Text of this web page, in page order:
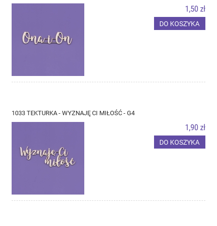
1,50 zł
DO KOSZYKA
1033 TEKTURKA - WYZNAJĘ CI MIŁOŚĆ - G4
1,90 zł
DO KOSZYKA